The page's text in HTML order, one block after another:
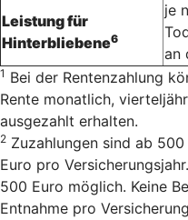
Leistung für
Hinterbliebene6
je
an
1 Bei der Rentenzahlung
Rente monatlich,
ausgezahlt erhalten.
2 Zu­zah­lun­gen sind ab
Euro pro
500 Euro mög­lich. Keine
Entnahme pro